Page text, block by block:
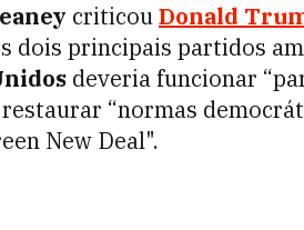
criticouDonald
dois principais partidos
deveria funcionar
“normas
New Deal".